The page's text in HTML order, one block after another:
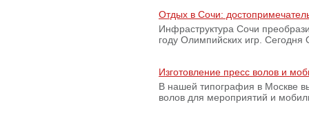
Отдых в Сочи:
Инфраструктура Сочи
году Олимпийских игр.
Изготовление пресс волов и
В нашей типография в Москве
волов для мероприятий и